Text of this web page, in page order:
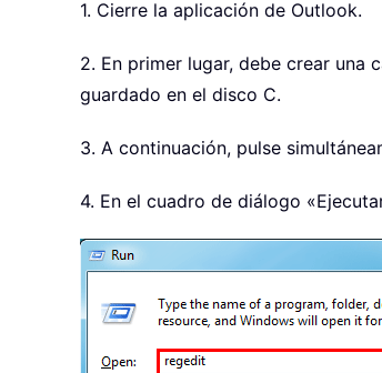
1. Cierre la aplicación de Outlook.
2. En primer lugar, debe crear una
guardado en el disco C.
3. A continuación, pulse
4. En el cuadro de diálogo